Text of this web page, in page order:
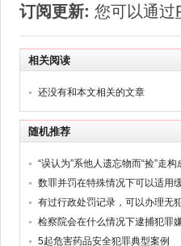
订阅更新: 您可以通过
相关阅读
还没有和本文相关的文章
随机推荐
“误认为”系他人遗忘物而“捡”走构
数罪并罚在特殊情况下可以适用
有过行政处罚记录，可以办理无
检察院会在什么情况下逮捕犯罪
5起危害药品安全犯罪典型案例